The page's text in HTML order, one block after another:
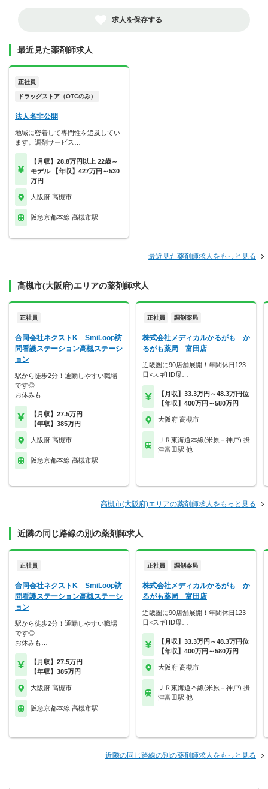
求人を保存する
最近見た薬剤師求人
正社員
ドラッグストア（OTCのみ）
法人名非公開
地域に密着して専門性を追及してい
ます。調剤サービス…
【月収】28.8万円以上 22歳～
モデル 【年収】427万円～530
万円
大阪府 高槻市
阪急京都本線 高槻市駅
最近見た薬剤師求人をもっと見る
高槻市(大阪府)エリアの薬剤師求人
正社員
合同会社ネクストK SmiLoop訪
問看護ステーション高槻ステーシ
ョン
駅から徒歩2分！通勤しやすい職場
です◎
お休みも…
【月収】27.5万円
【年収】385万円
大阪府 高槻市
阪急京都本線 高槻市駅
正社員 調剤薬局
株式会社メディカルかるがも か
るがも薬局 富田店
近畿圏に90店舗展開！年間休日123
日×スギHD母…
【月収】33.3万円～48.3万円位
【年収】400万円～580万円
大阪府 高槻市
ＪＲ東海道本線(米原－神戸) 摂
津富田駅 他
高槻市(大阪府)エリアの薬剤師求人をもっと見る
近隣の同じ路線の別の薬剤師求人
正社員
合同会社ネクストK SmiLoop訪
問看護ステーション高槻ステーシ
ョン
駅から徒歩2分！通勤しやすい職場
です◎
お休みも…
【月収】27.5万円
【年収】385万円
大阪府 高槻市
阪急京都本線 高槻市駅
正社員 調剤薬局
株式会社メディカルかるがも か
るがも薬局 富田店
近畿圏に90店舗展開！年間休日123
日×スギHD母…
【月収】33.3万円～48.3万円位
【年収】400万円～580万円
大阪府 高槻市
ＪＲ東海道本線(米原－神戸) 摂
津富田駅 他
近隣の同じ路線の別の薬剤師求人をもっと見る